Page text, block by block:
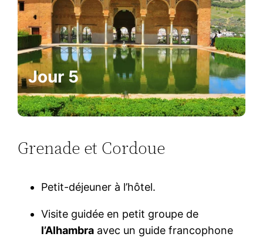
Jour 5
Grenade et Cordoue
Petit-déjeuner à l’hôtel.
Visite guidée en petit groupe de
l’Alhambra avec un guide francophone